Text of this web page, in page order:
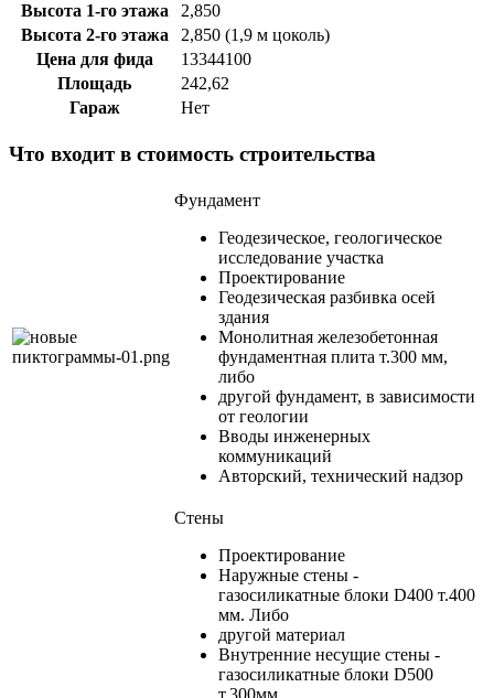
Высота 1-го этажа
2,850
Высота 2-го этажа
2,850 (1,9 м цоколь)
Цена для фида
13344100
Площадь
242,62
Гараж
Нет
Что входит в стоимость строительства
Фундамент
Геодезическое, геологическое
исследование участка
Проектирование
Геодезическая разбивка осей
здания
Монолитная железобетонная
фундаментная плита т.300 мм,
либо
другой фундамент, в зависимости
от геологии
Вводы инженерных
коммуникаций
Авторский, технический надзор
Cтены
Проектирование
Наружные стены -
газосиликатные блоки D400 т.400
мм. Либо
другой материал
Внутренние несущие стены -
газосиликатные блоки D500
т.300мм.